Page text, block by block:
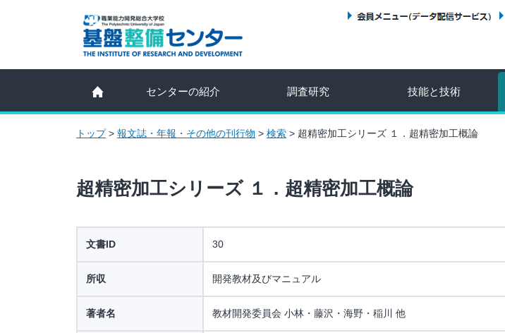
センターの紹介 調査研究 技能と技術
トップ> 報文誌・年報・その他の刊行物 > 検索 > 超精密加工シリーズ １．超精密加工概論
超精密加工シリーズ １．超精密加工概論
文書ID 30
所収 開発教材及びマニュアル
著者名 教材開発委員会 小林・藤沢・海野・稲川 他